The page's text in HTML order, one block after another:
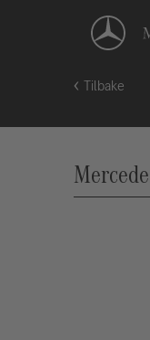
Tilbake